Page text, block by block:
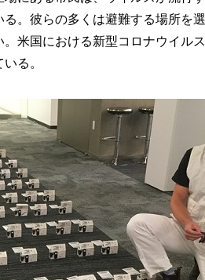
。彼らの多くは避難する場所を
米国における新型コロナウイル
る。